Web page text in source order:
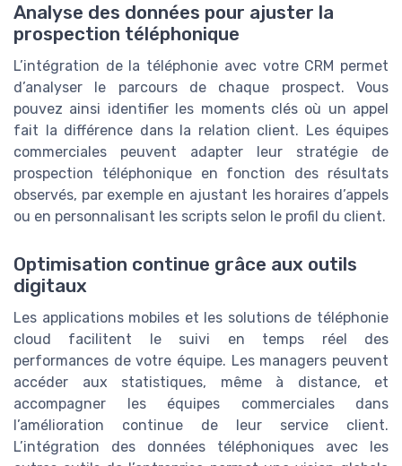
Analyse des données pour ajuster la
prospection téléphonique
L’intégration de la téléphonie avec votre CRM permet
d’analyser le parcours de chaque prospect. Vous
pouvez ainsi identifier les moments clés où un appel
fait la différence dans la relation client. Les équipes
commerciales peuvent adapter leur stratégie de
prospection téléphonique en fonction des résultats
observés, par exemple en ajustant les horaires d’appels
ou en personnalisant les scripts selon le profil du client.
Optimisation continue grâce aux outils
digitaux
Les applications mobiles et les solutions de téléphonie
cloud facilitent le suivi en temps réel des
performances de votre équipe. Les managers peuvent
accéder aux statistiques, même à distance, et
accompagner les équipes commerciales dans
l’amélioration continue de leur service client.
L’intégration des données téléphoniques avec les